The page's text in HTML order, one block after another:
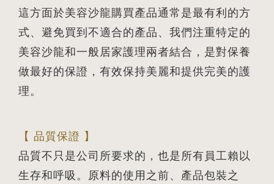
這方面於美容沙龍購買產品通常是最有利的方
式、避免買到不適合的產品、我們注重特定的
美容沙龍和一般居家護理兩者結合，是對保養
做最好的保證，有效保持美麗和提供完美的護
理。
【 品質保證 】
品質不只是公司所要求的，也是所有員工賴以
生存和呼吸。原料的使用之前、產品包裝之